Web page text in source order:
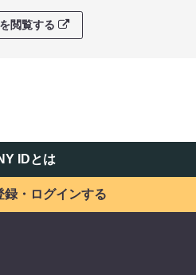
閲覧する
IDとは
録・ログインする